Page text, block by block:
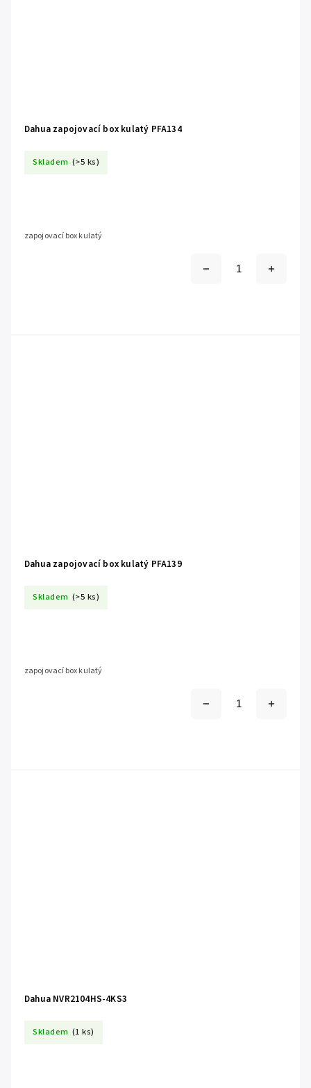
Dahua zapojovací box kulatý PFA134
Skladem (>5 ks)
zapojovací box kulatý
Dahua zapojovací box kulatý PFA139
Skladem (>5 ks)
zapojovací box kulatý
Dahua NVR2104HS-4KS3
Skladem (1 ks)